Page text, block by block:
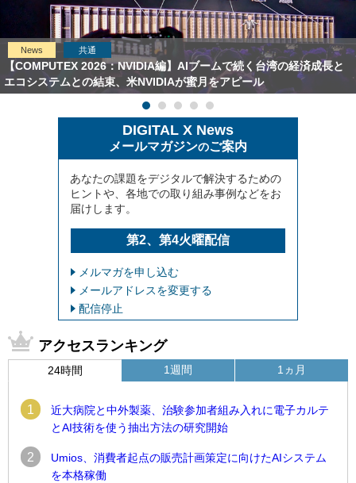
News 共通
【COMPUTEX 2026：NVIDIA編】AIブームで続く台湾の経済成長と
エコシステムとの結束、米NVIDIAが蜜月をアピール
DIGITAL X News
メールマガジンのご案内
あなたの課題をデジタルで解決するための
ヒントや、各地での取り組み事例などをお
届けします。
第2、第4火曜配信
メルマガを申し込む
メールアドレスを変更する
配信停止
アクセスランキング
24時間
1
近大病院と中外製薬、治験参加者組み入れに電子カルテ
とAI技術を使う抽出方法の研究開始
2
Umios、消費者起点の販売計画策定に向けたAIシステム
を本格稼働
1週間 1ヵ月